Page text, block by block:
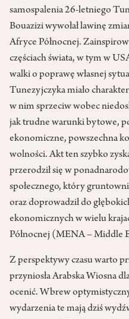
samospalenia 26-letniego
Bouazizi wywołał lawinę
Afryce Północnej.
częściach świata, w tym w
walki o poprawę własnej
Tunezyjczyka miało
w nim sprzeciw wobec
jak trudne warunki bytowe,
ekonomiczne, powszechna
wolności. Akt ten szybko
przerodził się w
społecznego, który
oraz doprowadził do
ekonomicznych w wielu
Północnej (MENA – Middle
Z perspektywy czasu warto
przyniosła Arabska Wiosna
ocenić. Wbrew
wydarzenia te mają dziś